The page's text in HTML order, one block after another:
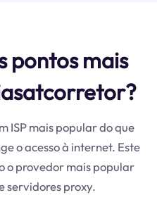
pontos mais
ISP mais popular do que
o acesso à internet. Este
o provedor mais popular
servidores proxy.